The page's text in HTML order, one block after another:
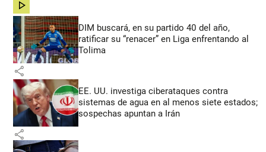
share
DIM buscará, en su partido 40 del año,
ratificar su “renacer” en Liga enfrentando al
Tolima
share
EE. UU. investiga ciberataques contra
sistemas de agua en al menos siete estados;
sospechas apuntan a Irán
share